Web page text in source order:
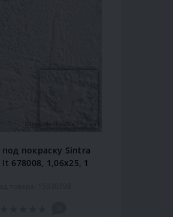
покраску Sintra
678008, 1,06x25, 1